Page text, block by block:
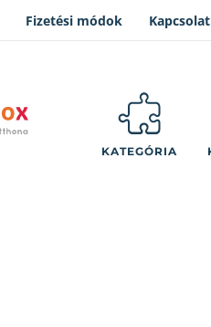
Fizetési módok Kapcsolat
KATEGÓRIA